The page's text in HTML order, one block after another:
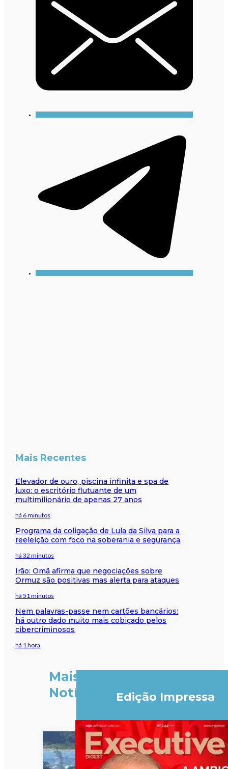
Mais Recentes
Elevador de ouro, piscina infinita e spa de
luxo: o escritório flutuante de um
multimilionário de apenas 27 anos
há 6 minutos
Programa da coligação de Lula da Silva para a
reeleição com foco na soberania e segurança
há 32 minutos
Irão: Omã afirma que negociações sobre
Ormuz são positivas mas alerta para ataques
há 51 minutos
Nem palavras-passe nem cartões bancários:
há outro dado muito mais cobiçado pelos
cibercriminosos
há 1 hora
Mais
Notícias
Edição Impressa